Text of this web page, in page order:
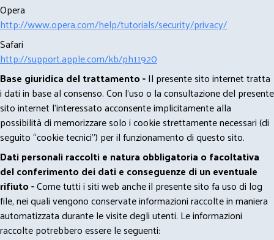
Opera
http://www.opera.com/help/tutorials/security/privacy/
Safari
http://support.apple.com/kb/ph11920
Base giuridica del trattamento -Il presente sito internet tratta
i dati in base al consenso. Con l'uso o la consultazione del presente
sito internet l’interessato acconsente implicitamente alla
possibilità di memorizzare solo i cookie strettamente necessari (di
seguito “cookie tecnici”) per il funzionamento di questo sito.
Dati personali raccolti e natura obbligatoria o facoltativa
del conferimento dei dati e conseguenze di un eventuale
rifiuto -Come tutti i siti web anche il presente sito fa uso di log
file, nei quali vengono conservate informazioni raccolte in maniera
automatizzata durante le visite degli utenti. Le informazioni
raccolte potrebbero essere le seguenti: